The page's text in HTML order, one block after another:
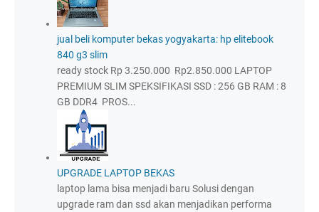
jual beli komputer bekas yogyakarta: hp elitebook
840 g3 slim
ready stock Rp 3.250.000 Rp2.850.000 LAPTOP
PREMIUM SLIM SPEKSIFIKASI SSD : 256 GB RAM : 8
GB DDR4 PROS...
UPGRADE LAPTOP BEKAS
laptop lama bisa menjadi baru Solusi dengan
upgrade ram dan ssd akan menjadikan performa